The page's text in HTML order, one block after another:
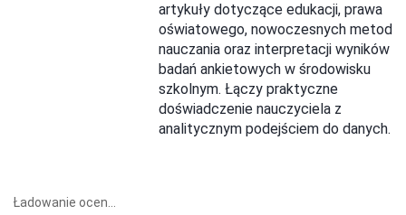
artykuły dotyczące edukacji, prawa
oświatowego, nowoczesnych metod
nauczania oraz interpretacji wyników
badań ankietowych w środowisku
szkolnym. Łączy praktyczne
doświadczenie nauczyciela z
analitycznym podejściem do danych.
Ładowanie ocen...